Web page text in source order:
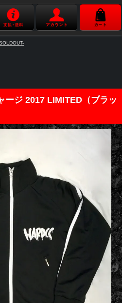
ージ 2017 LIMITED（ブラッ